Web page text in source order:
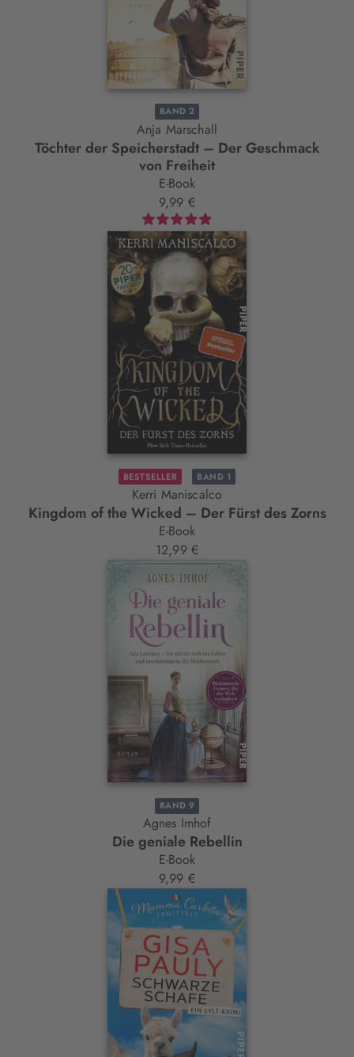
BAND 2
Anja Marschall
Töchter der Speicherstadt – Der Geschmack
von Freiheit
E-Book
9,99 €
BESTSELLER BAND 1
Kerri Maniscalco
Kingdom of the Wicked – Der Fürst des Zorns
E-Book
12,99 €
BAND 9
Agnes Imhof
Die geniale Rebellin
E-Book
9,99 €